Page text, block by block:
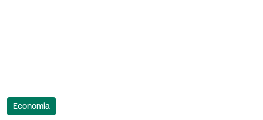
Economia